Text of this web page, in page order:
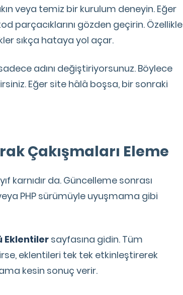
veya temiz bir kurulum deneyin. Eğer
parçacıklarını gözden geçirin. Özellikle
sıkça hataya yol açar.
adını değiştiriyorsunuz. Böylece
Eğer site hâlâ boşsa, bir sonraki
Çakışmaları Eleme
karnıdır da. Güncelleme sonrası
PHP sürümüyle uyuşmama gibi
Eklentiler sayfasına gidin. Tüm
eklentileri tek tek etkinleştirerek
kesin sonuç verir.